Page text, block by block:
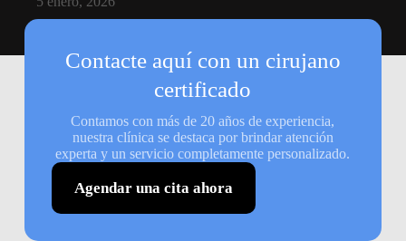
Contacte aquí con un cirujano
certificado
Contamos con más de 20 años de experiencia,
nuestra clínica se destaca por brindar atención
experta y un servicio completamente personalizado.
Agendar una cita ahora